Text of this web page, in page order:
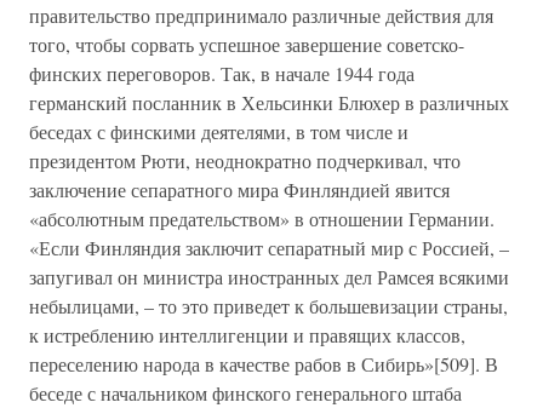
правительство предпринимало различные действия для
того, чтобы сорвать успешное завершение советско-
финских переговоров. Так, в начале 1944 года
германский посланник в Хельсинки Блюхер в различных
беседах с финскими деятелями, в том числе и
президентом Рюти, неоднократно подчеркивал, что
заключение сепаратного мира Финляндией явится
«абсолютным предательством» в отношении Германии.
«Если Финляндия заключит сепаратный мир с Россией, –
запугивал он министра иностранных дел Рамсея всякими
небылицами, – то это приведет к большевизации страны,
к истреблению интеллигенции и правящих классов,
переселению народа в качестве рабов в Сибирь»[509]. В
беседе с начальником финского генерального штаба